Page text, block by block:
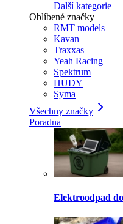
Další kategorie
Oblíbené značky
RMT models
Kavan
Traxxas
Yeah Racing
Spektrum
HUDY
Syma
Všechny značky
Poradna
Elektroodpad